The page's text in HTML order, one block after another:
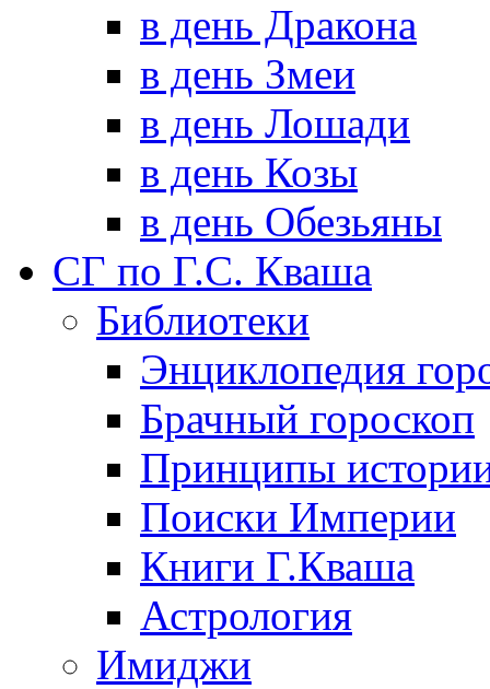
в день Дракона
в день Змеи
в день Лошади
в день Козы
в день Обезьяны
СГ по Г.С. Кваша
Библиотеки
Энциклопедия
Брачный гороскоп
Принципы
Поиски Империи
Книги Г.Кваша
Астрология
Имиджи